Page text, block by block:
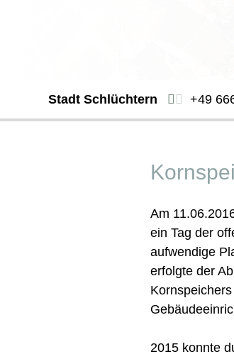
Stadt Schlüchtern +49
Am
ein Tag der
aufwendige
erfolgte der
2015 konnte